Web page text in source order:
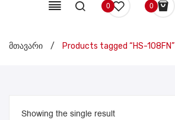
0 0
No products in the cart.
მთავარი / Products tagged “HS-108FN”
Showing the single result